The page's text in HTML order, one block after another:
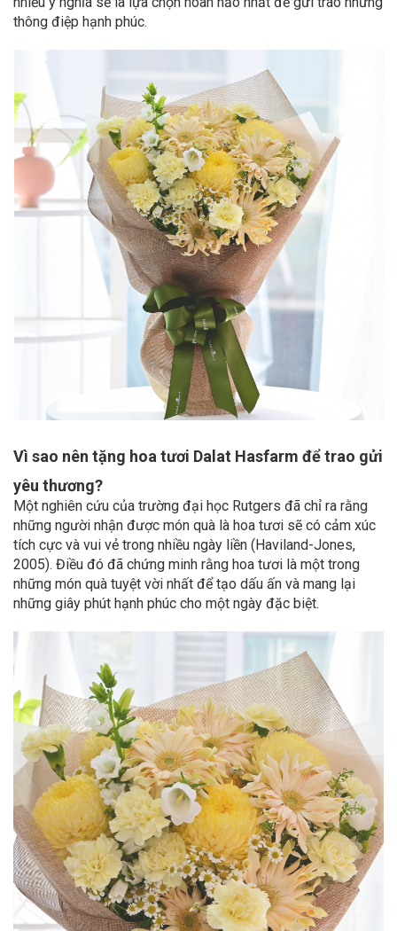
thông điệp hạnh phúc.
Vì sao nên tặng hoa tươi Dalat Hasfarm để trao gửi
yêu thương?
Một nghiên cứu của trường đại học Rutgers đã chỉ ra rằng
những người nhận được món quà là hoa tươi sẽ có cảm xúc
tích cực và vui vẻ trong nhiều ngày liền (Haviland-Jones,
2005). Điều đó đã chứng minh rằng hoa tươi là một trong
những món quà tuyệt vời nhất để tạo dấu ấn và mang lại
những giây phút hạnh phúc cho một ngày đặc biệt.